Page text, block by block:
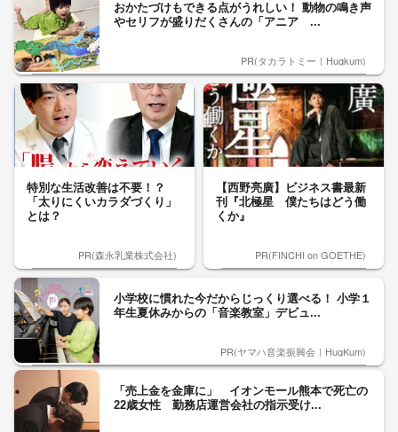
おかたづけもできる点がうれしい！ 動物の鳴き声
やセリフが盛りだくさんの「アニア ...
PR(タカラトミー｜Hugkum)
特別な生活改善は不要！？
「太りにくいカラダづくり」
とは？
PR(森永乳業株式会社)
【西野亮廣】ビジネス書最新
刊『北極星 僕たちはどう働
くか』
PR(FINCHI on GOETHE)
小学校に慣れた今だからじっくり選べる！ 小学１
年生夏休みからの「音楽教室」デビュ...
PR(ヤマハ音楽振興会｜HugKum)
「売上金を金庫に」 イオンモール熊本で死亡の
22歳女性 勤務店運営会社の指示受け...